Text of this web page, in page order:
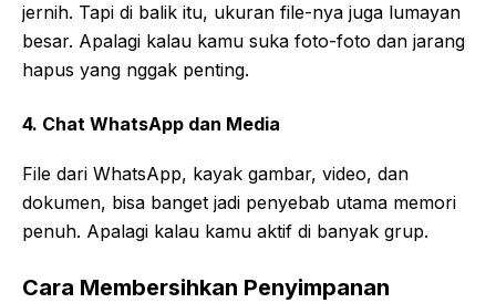
jernih. Tapi di balik itu, ukuran file-nya juga lumayan
besar. Apalagi kalau kamu suka foto-foto dan jarang
hapus yang nggak penting.
4. Chat WhatsApp dan Media
File dari WhatsApp, kayak gambar, video, dan
dokumen, bisa banget jadi penyebab utama memori
penuh. Apalagi kalau kamu aktif di banyak grup.
Cara Membersihkan Penyimpanan